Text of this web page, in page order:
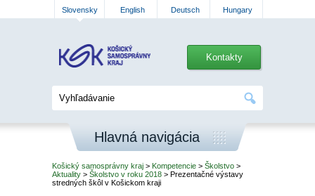
Slovensky English Deutsch Hungary
Kontakty
Hlavná navigácia
Košický samosprávny kraj > Kompetencie > Školstvo >
Aktuality > Školstvo v roku 2018 > Prezentačné výstavy
stredných škôl v Košickom kraji